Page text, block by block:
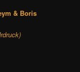
& Boris